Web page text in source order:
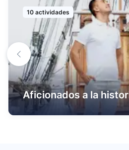
10 actividades
Aficionados a la